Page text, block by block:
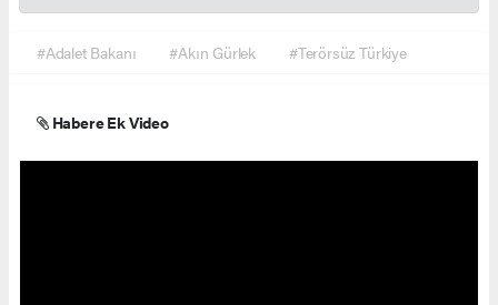
#Adalet Bakanı #Akın Gürlek #Terörsüz Türkiye
Habere Ek Video